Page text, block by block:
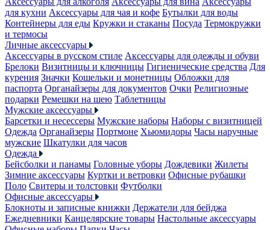
для кухни Аксессуары для чая и кофе Бутылки для воды
Контейнеры для еды Кружки и стаканы Посуда Термокружки
и термосы
Личные аксессуары
Аксессуары в русском стиле Аксессуары для одежды и обуви
Брелоки Визитницы и ключницы Гигиенические средства Для
курения Значки Кошельки и монетницы Обложки для
паспорта Органайзеры для документов Очки Религиозные
подарки Ремешки на шею Таблетницы
Мужские аксессуары
Барсетки и несессеры Мужские наборы Наборы с визитницей
Одежда Органайзеры Портмоне Хьюмидоры Часы наручные
мужские Шкатулки для часов
Одежда
Бейсболки и панамы Головные уборы Дождевики Жилеты
Зимние аксессуары Куртки и ветровки Офисные рубашки
Поло Свитеры и толстовки Футболки
Офисные аксессуары
Блокноты и записные книжки Держатели для бейджа
Ежедневники Канцелярские товары Настольные аксессуары